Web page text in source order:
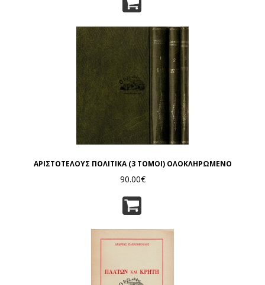
ΑΡΙΣΤΟΤΕΛΟΥΣ ΠΟΛΙΤΙΚΑ (3 ΤΟΜΟΙ) ΟΛΟΚΛΗΡΩΜΕΝΟ
90.00€